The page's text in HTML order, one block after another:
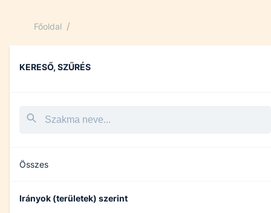
Főoldal /
KERESŐ, SZŰRÉS
Összes
Irányok (területek) szerint